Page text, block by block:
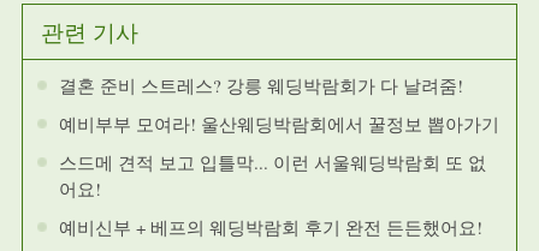
관련 기사
결혼 준비 스트레스? 강릉 웨딩박람회가 다 날려줌!
예비부부 모여라! 울산웨딩박람회에서 꿀정보 뽑아가기
스드메 견적 보고 입틀막... 이런 서울웨딩박람회 또 없
어요!
예비신부 + 베프의 웨딩박람회 후기 완전 든든했어요!